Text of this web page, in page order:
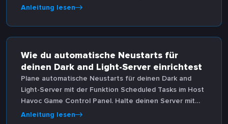
Game Control Panel.
Anleitung lesen
Wie du automatische Neustarts für
deinen Dark and Light-Server einrichtest
Plane automatische Neustarts für deinen Dark and
Light-Server mit der Funktion Scheduled Tasks im Host
Havoc Game Control Panel. Halte deinen Server mit
täglichen oder wiederholten Neustartzeitplänen stabil.
Anleitung lesen